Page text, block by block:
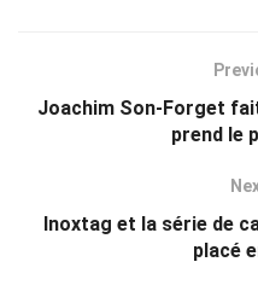
Joachim Son-Forget
prend le
Inoxtag et la série de
placé